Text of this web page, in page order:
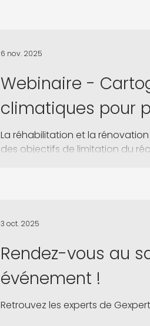
Webinaire -
climatiques pour
La réhabilitation et la
des objectifs de limitation du
de transition énergétique
6 nov. 2025
Rendez-vous au
événement !
Retrouvez les experts de
3 oct. 2025